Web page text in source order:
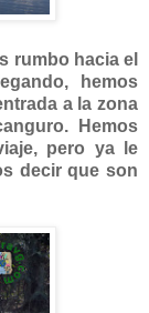
rumbo hacia el
hemos
a la zona
Hemos
pero ya le
decir que son